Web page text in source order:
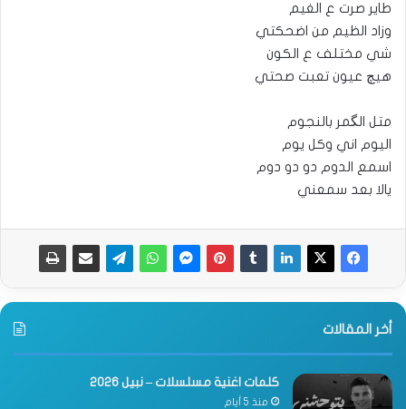
طاير صرت ع الغيم
وزاد الظيم من اضحكتي
شي مختلف ع الكون
هيچ عيون تعبت صحتي
متل الگمر بالنجوم
اليوم اني وكل يوم
اسمع الدوم دو دو دوم
يالا بعد سمعني
أخر المقالات
كلمات اغنية مسلسلات – نبيل 2026
منذ 5 أيام